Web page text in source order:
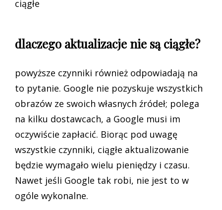
dlaczego aktualizacje nie są ciągłe?
powyższe czynniki również odpowiadają na
to pytanie. Google nie pozyskuje wszystkich
obrazów ze swoich własnych źródeł; polega
na kilku dostawcach, a Google musi im
oczywiście zapłacić. Biorąc pod uwagę
wszystkie czynniki, ciągłe aktualizowanie
będzie wymagało wielu pieniędzy i czasu.
Nawet jeśli Google tak robi, nie jest to w
ogóle wykonalne.